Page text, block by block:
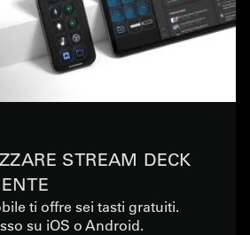
STREAM DECK
ti offre sei tasti gratuiti.
su iOS o Android.